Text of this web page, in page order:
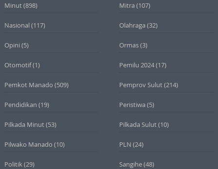
Minut(898) Mitra (107)
Nasional (117) Olahraga (32)
Opini (5) Ormas(3)
Otomotif(1) Pemilu 2024(17)
Pemkot Manado (509) Pemprov Sulut(214)
Pendidikan (19) Peristiwa (5)
Pilkada Minut(53) Pilkada Sulut(10)
Pilwako Manado (10) PLN (24)
Politik(29) Sangihe(48)